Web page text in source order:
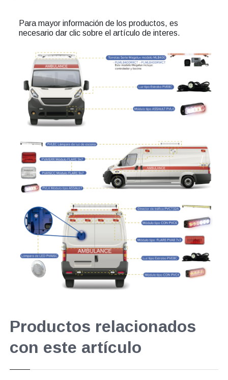
Para mayor información de los productos, es
necesario dar clic sobre el artículo de interes.
Productos relacionados
con este artículo